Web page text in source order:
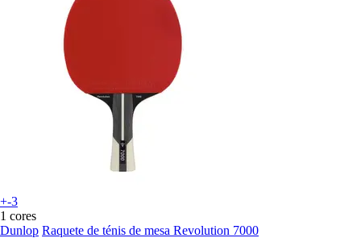
+-3
1 cores
Dunlop Raquete de ténis de mesa Revolution 7000